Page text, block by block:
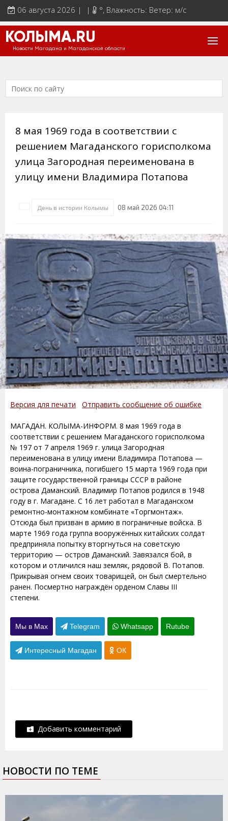
06 августа 2026 | | °, Влажность: Ветер: м/с
КОЛЫМА.RU
Новости Магадана и Магаданской области
8 мая 1969 года в соответствии с
решением Магаданского горисполкома
улица Загородная переименована в
улицу имени Владимира Потапова
День в истории Колымы 08 май 2026 04:11
Версия для печати Отправить сообщение об ошибке
МАГАДАН. КОЛЫМА-ИНФОРМ. 8 мая 1969 года в
соответствии с решением Магаданского горисполкома
№ 197 от 7 апреля 1969 г. улица Загородная
переименована в улицу имени Владимира Потапова —
воина-пограничника, погибшего 15 марта 1969 года при
защите государственной границы СССР в районе
острова Даманский. Владимир Потапов родился в 1948
году в г. Магадане. С 16 лет работал в Магаданском
ремонтно-монтажном комбинате «Торгмонтаж».
Отсюда был призван в армию в пограничные войска. В
марте 1969 года группа вооружённых китайских солдат
предприняла попытку вторгнуться на советскую
территорию — остров Даманский. Завязался бой, в
котором и отличился наш земляк, рядовой В. Потапов.
Прикрывая огнем своих товарищей, он был смертельно
ранен. Посмертно награждён орденом Славы III
степени.
Мы в Max Telegram Whatsapp Rutube
Интересный Магадан ОК
Добавить комментарий
НОВОСТИ ПО ТЕМЕ